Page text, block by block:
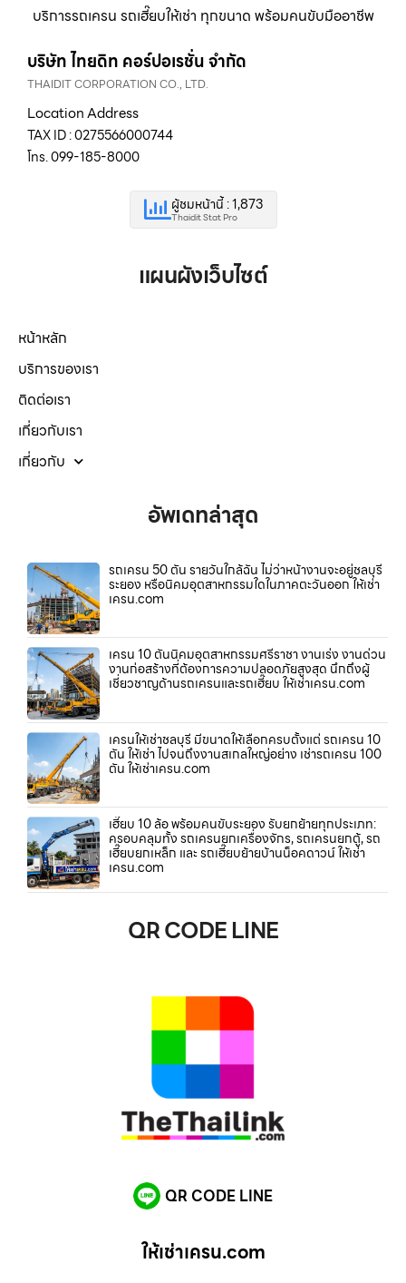
บริการรถเครน รถเฮี๊ยบให้เช่า ทุกขนาด พร้อมคนขับมืออาชีพ
บริษัท ไทยดิท คอร์ปอเรชั่น จำกัด
THAIDIT CORPORATION CO., LTD.
Location Address
TAX ID : 0275566000744
โทร. 099-185-8000
ผู้ชมหน้านี้ : 1,873
Thaidit Stat Pro
แผนผังเว็บไซต์
หน้าหลัก
บริการของเรา
ติดต่อเรา
เกี่ยวกับเรา
เกี่ยวกับ
อัพเดทล่าสุด
รถเครน 50 ตัน รายวันใกล้ฉัน ไม่ว่าหน้างานจะอยู่ชลบุรี
ระยอง หรือนิคมอุตสาหกรรมใดในภาคตะวันออก ให้เช่า
เครน.com
เครน 10 ตันนิคมอุตสาหกรรมศรีราชา งานเร่ง งานด่วน
งานก่อสร้างที่ต้องการความปลอดภัยสูงสุด นึกถึงผู้
เชี่ยวชาญด้านรถเครนและรถเฮี๊ยบ ให้เช่าเครน.com
เครนให้เช่าชลบุรี มีขนาดให้เลือกครบตั้งแต่ รถเครน 10
ตัน ให้เช่า ไปจนถึงงานสเกลใหญ่อย่าง เช่ารถเครน 100
ตัน ให้เช่าเครน.com
เฮี๊ยบ 10 ล้อ พร้อมคนขับระยอง รับยกย้ายทุกประเภท:
ครอบคลุมทั้ง รถเครนยกเครื่องจักร, รถเครนยกตู้, รถ
เฮี๊ยบยกเหล็ก และ รถเฮี๊ยบย้ายบ้านน็อคดาวน์ ให้เช่า
เครน.com
QR CODE LINE
QR CODE LINE
ให้เช่าเครน.com